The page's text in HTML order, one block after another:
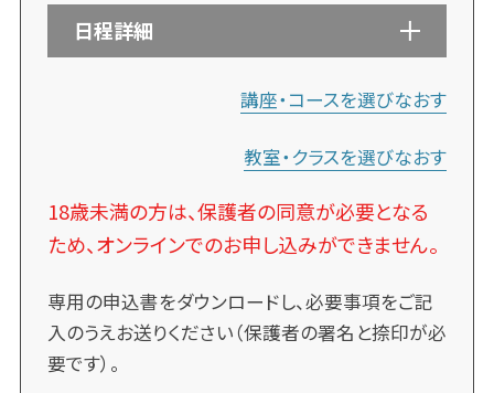
日程詳細
講座・コースを選びなおす
教室・クラスを選びなおす
18歳未満の方は、保護者の同意が必要となる
ため、オンラインでのお申し込みができません。
専用の申込書をダウンロードし、必要事項をご記
入のうえお送りください（保護者の署名と捺印が必
要です）。